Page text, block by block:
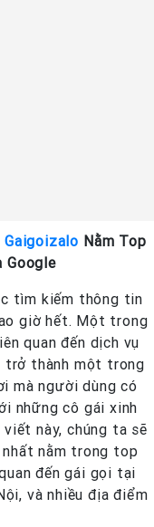
Gaigoizalo Nằm Top
Google
tìm kiếm thông tin
giờ hết. Một trong
quan đến dịch vụ
trở thành một trong
mà người dùng có
những cô gái xinh
này, chúng ta sẽ
nằm trong top
đến gái gọi tại
và nhiều địa điểm